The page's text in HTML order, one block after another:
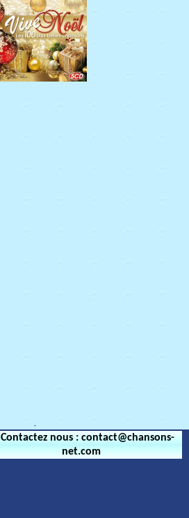
.
Contactez nous : contact@chansons-
net.com